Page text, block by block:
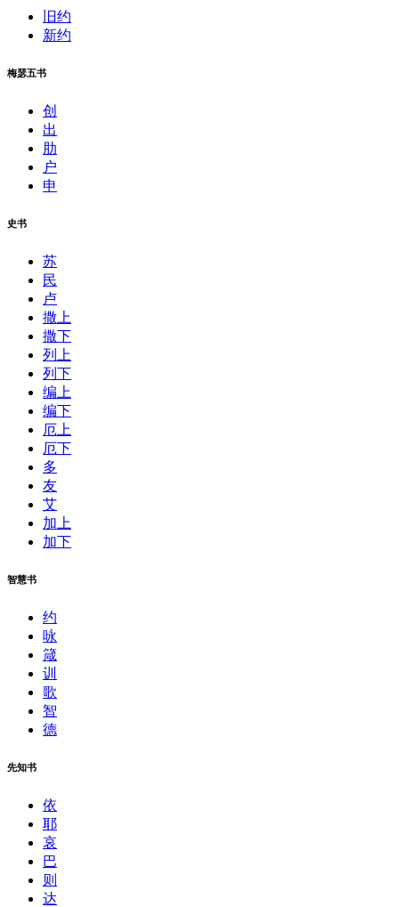
旧约
新约
梅瑟五书
创
出
肋
户
申
史书
苏
民
卢
撒上
撒下
列上
列下
编上
编下
厄上
厄下
多
友
艾
加上
加下
智慧书
约
咏
箴
训
歌
智
德
先知书
依
耶
哀
巴
则
达